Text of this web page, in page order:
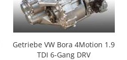
Getriebe VW Bora 4Motion 1.9
TDI 6-Gang DRV